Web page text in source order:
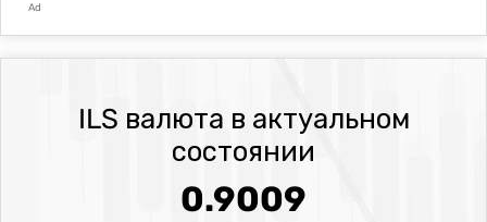
Ad
ILS валюта в актуальном
состоянии
0.9009